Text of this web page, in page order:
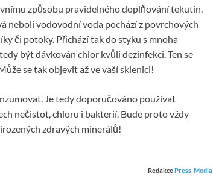
způsobu pravidelného doplňování tekutin.
neboli vodovodní voda pochází z povrchových
či potoky. Přichází tak do styku s mnoha
být dávkován chlor kvůli dezinfekci. Ten se
se tak objevit až ve vaší sklenici!
Je tedy doporučováno používat
nečistot, chloru i bakterií. Bude proto vždy
zdravých minerálů!
RedakcePress-Media